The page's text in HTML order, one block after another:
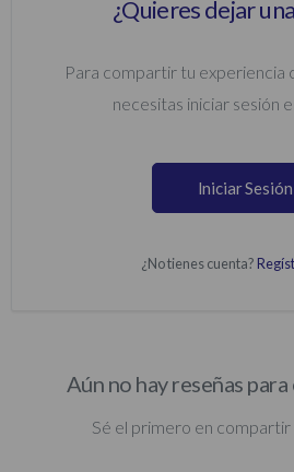
¿Quieres dejar
Para compartir tu experiencia
necesitas iniciar sesión
Iniciar Sesión
¿No tienes cuenta?
Aún no hay reseñas
Sé el primero en